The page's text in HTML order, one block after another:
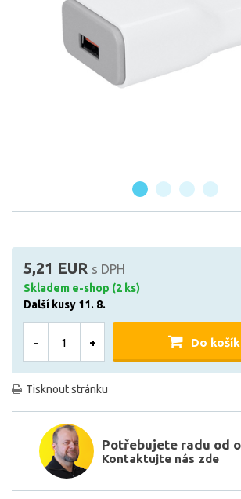
5,21 EUR s DPH
Skladem e-shop (2 ks)
Další kusy 11. 8.
- + Do
Tisknout stránku
Potřebujete radu od
Kontaktujte nás zde